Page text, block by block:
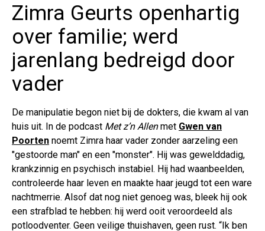
Zimra Geurts openhartig
over familie; werd
jarenlang bedreigd door
vader
De manipulatie begon niet bij de dokters, die kwam al van
huis uit. In de podcast Met z’n Allenmet Gwen van
Poorten noemt Zimra haar vader zonder aarzeling een
"gestoorde man" en een "monster". Hij was gewelddadig,
krankzinnig en psychisch instabiel. Hij had waanbeelden,
controleerde haar leven en maakte haar jeugd tot een ware
nachtmerrie. Alsof dat nog niet genoeg was, bleek hij ook
een strafblad te hebben: hij werd ooit veroordeeld als
potloodventer. Geen veilige thuishaven, geen rust. “Ik ben